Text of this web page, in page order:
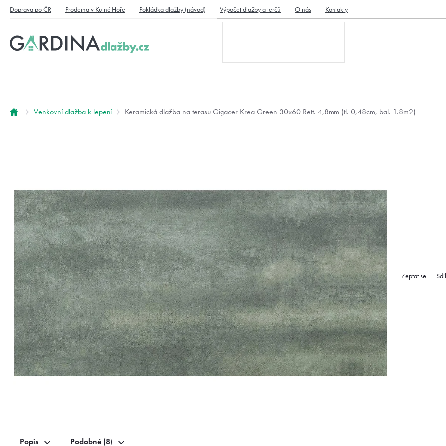
Doprava po ČR Prodejna v Kutné Hoře Pokládka dlažby (návod) Výpočet dlažby a terčů O nás Kontakty
DomůVenkovní dlažba k lepení Keramická dlažba na terasu Gigacer Krea Green 30x60 Rett. 4,8mm (tl. 0,48cm, bal. 1.8m2)
Zeptat se
Popis Podobné (8)